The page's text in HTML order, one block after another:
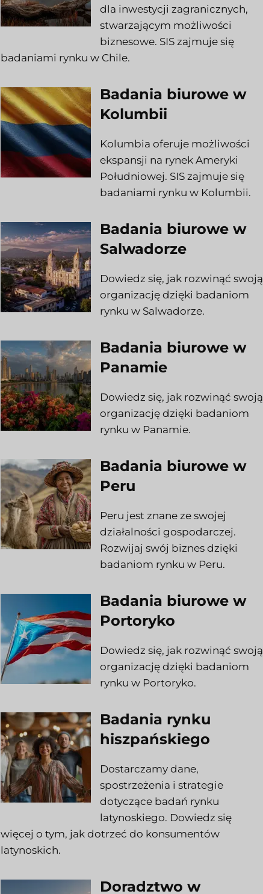
dla inwestycji zagranicznych,
stwarzającym możliwości
biznesowe. SIS zajmuje się
badaniami rynku w Chile.
Badania biurowe w
Kolumbii
Kolumbia oferuje możliwości
ekspansji na rynek Ameryki
Południowej. SIS zajmuje się
badaniami rynku w Kolumbii.
Badania biurowe w
Salwadorze
Dowiedz się, jak rozwinąć swoją
organizację dzięki badaniom
rynku w Salwadorze.
Badania biurowe w
Panamie
Dowiedz się, jak rozwinąć swoją
organizację dzięki badaniom
rynku w Panamie.
Badania biurowe w
Peru
Peru jest znane ze swojej
działalności gospodarczej.
Rozwijaj swój biznes dzięki
badaniom rynku w Peru.
Badania biurowe w
Portoryko
Dowiedz się, jak rozwinąć swoją
organizację dzięki badaniom
rynku w Portoryko.
Badania rynku
hiszpańskiego
Dostarczamy dane,
spostrzeżenia i strategie
dotyczące badań rynku
latynoskiego. Dowiedz się
więcej o tym, jak dotrzeć do konsumentów
latynoskich.
Doradztwo w